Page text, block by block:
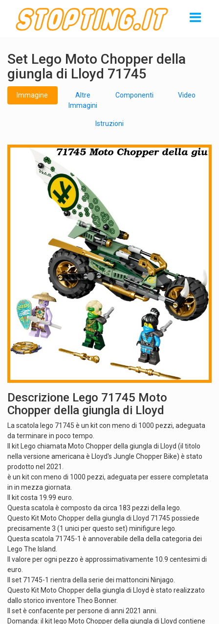
Set Lego Moto Chopper della
giungla di Lloyd 71745
Immagine
Altre
Immagini
Componenti Video
Istruzioni
Descrizione Lego 71745 Moto
Chopper della giungla di Lloyd
La scatola lego 71745 è un kit con meno di 1000 pezzi, adeguata
da terminare in poco tempo.
Il kit Lego chiamata Moto Chopper della giungla di Lloyd (il titolo
nella versione americana è Lloyd's Jungle Chopper Bike) è stato
prodotto nel 2021.
è un kit con meno di 1000 pezzi, adeguata per essere completata
in in mezza giornata.
Il kit costa 19.99 euro.
Questa scatola è composto da circa 183 pezzi della lego.
Questo Kit Moto Chopper della giungla di Lloyd 71745 possiede
precisamente 3 (1 unici per questo set) minifigure lego.
Questa scatola 71745-1 è annoverabile della della categoria dei
Lego The Island.
Il valore per ogni pezzo è approssimativamente 10.9 centesimi di
euro.
Il set 71745-1 rientra della serie dei mattoncini Ninjago.
Questo Kit Moto Chopper della giungla di Lloyd è stato realizzato
dallo storico inventore Theo Bonner.
Il set è confacente per persone di anni 2021 anni.
Domanda: il kit lego Moto Chopper della giungla di Lloyd contiene